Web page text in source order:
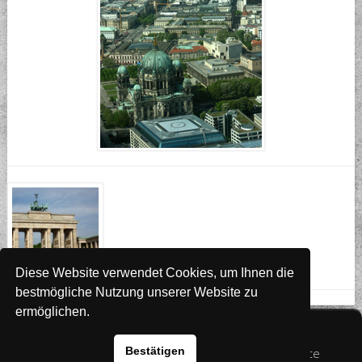
© 2026 Australian Shepherd - Hovawart - Zuchtstätte
Diese Website verwendet Cookies, um Ihnen die
bestmögliche Nutzung unserer Website zu
ermöglichen.
Bestätigen